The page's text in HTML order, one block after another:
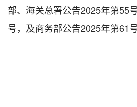
部、海关总署公告2025年第55
号，及商务部公告2025年第61